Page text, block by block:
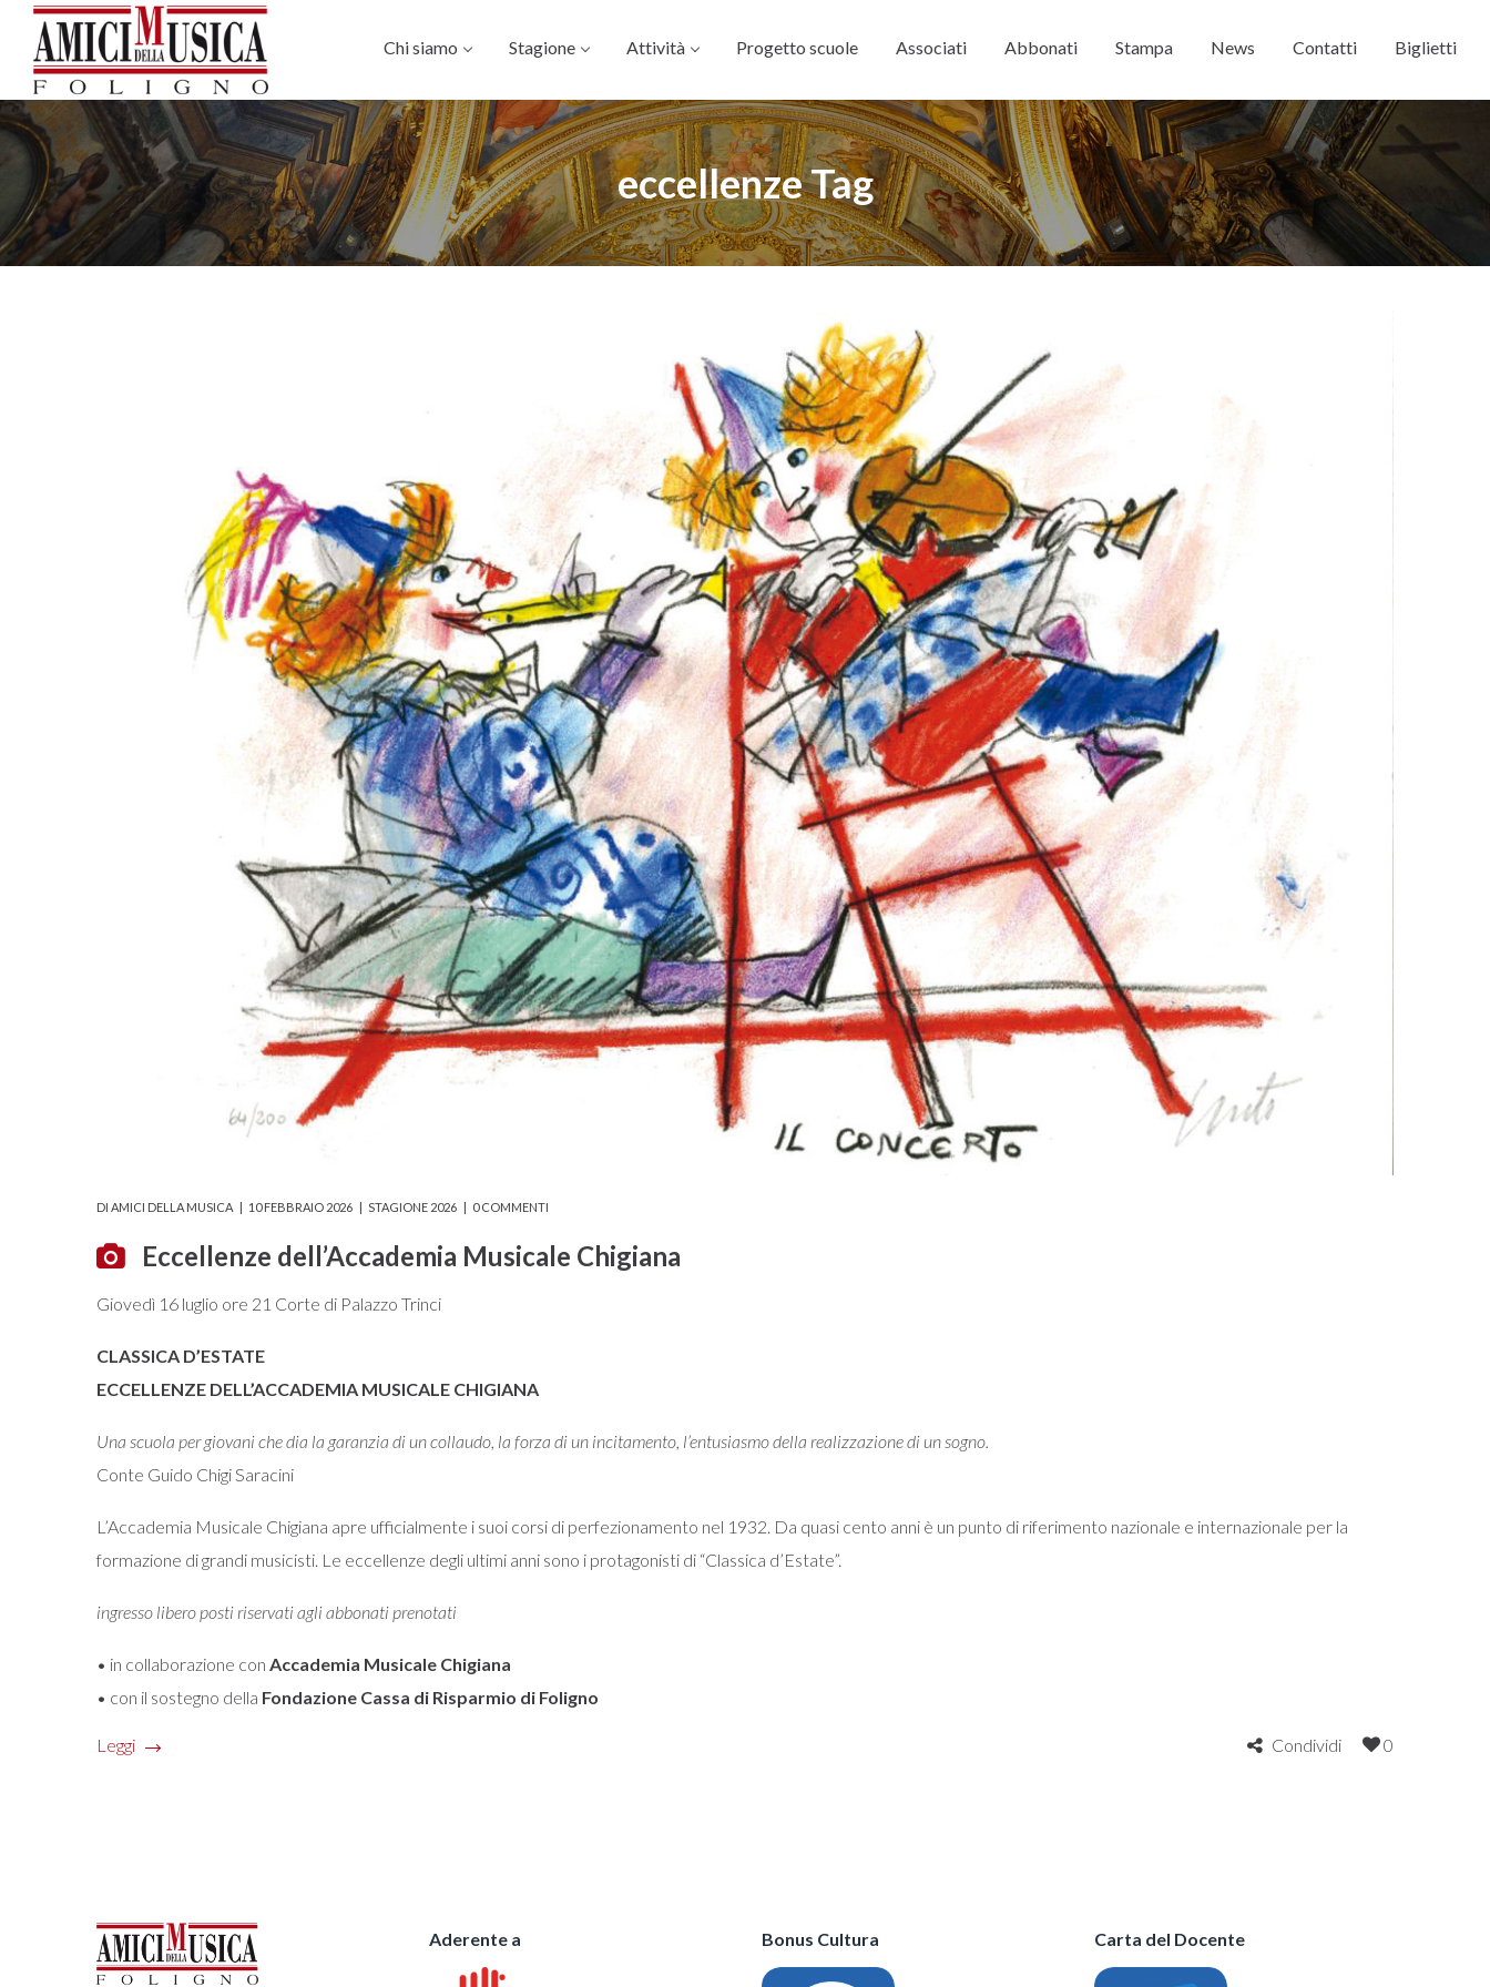
Chi siamo Stagione Attività Progetto scuole Associati Abbonati Stampa News Contatti Biglietti
eccellenze Tag
DI AMICI DELLA MUSICA 10 FEBBRAIO 2026 STAGIONE 2026 0 COMMENTI
Eccellenze dell’Accademia Musicale Chigiana
Giovedì 16 luglio ore 21 Corte di Palazzo Trinci
CLASSICA D’ESTATE
ECCELLENZE DELL’ACCADEMIA MUSICALE CHIGIANA
Una scuola per giovani che dia la garanzia di un collaudo, la forza di un incitamento, l’entusiasmo della realizzazione di un sogno.
Conte Guido Chigi Saracini
L’Accademia Musicale Chigiana apre ufficialmente i suoi corsi di perfezionamento nel 1932. Da quasi cento anni è un punto di riferimento nazionale e internazionale per la
formazione di grandi musicisti. Le eccellenze degli ultimi anni sono i protagonisti di “Classica d’Estate”.
ingresso libero posti riservati agli abbonati prenotati
• in collaborazione con Accademia Musicale Chigiana
• con il sostegno della Fondazione Cassa di Risparmio di Foligno
Leggi Condividi 0
Aderente a Bonus Cultura Carta del Docente